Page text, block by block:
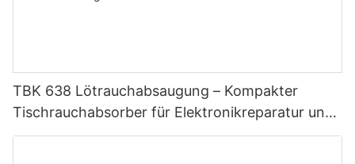
TBK 638 Lötrauchabsaugung – Kompakter
Tischrauchabsorber für Elektronikreparatur und
Lasermarkierung